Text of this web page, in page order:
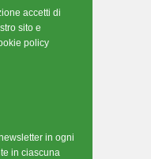
accetti di
sito e
policy
in ogni
in ciascuna